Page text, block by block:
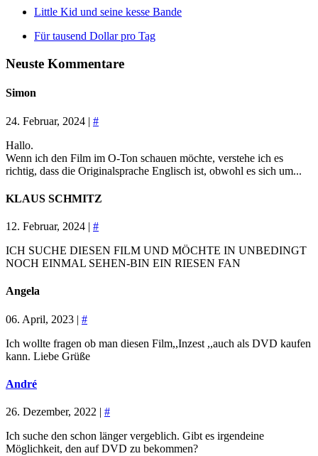
Little Kid und seine kesse Bande
Für tausend Dollar pro Tag
Neuste Kommentare
Simon
24. Februar, 2024 | #
Hallo.
Wenn ich den Film im O-Ton schauen möchte, verstehe ich es
richtig, dass die Originalsprache Englisch ist, obwohl es sich um...
KLAUS SCHMITZ
12. Februar, 2024 | #
ICH SUCHE DIESEN FILM UND MÖCHTE IN UNBEDINGT
NOCH EINMAL SEHEN-BIN EIN RIESEN FAN
Angela
06. April, 2023 | #
Ich wollte fragen ob man diesen Film,,Inzest ,,auch als DVD kaufen
kann. Liebe Grüße
André
26. Dezember, 2022 | #
Ich suche den schon länger vergeblich. Gibt es irgendeine
Möglichkeit, den auf DVD zu bekommen?